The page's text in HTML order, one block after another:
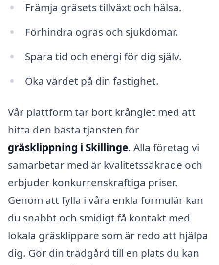
Främja gräsets tillväxt och hälsa.
Förhindra ogräs och sjukdomar.
Spara tid och energi för dig själv.
Öka värdet på din fastighet.
Vår plattform tar bort krånglet med att
hitta den bästa tjänsten för
gräsklippning i Skillinge. Alla företag vi
samarbetar med är kvalitetssäkrade och
erbjuder konkurrenskraftiga priser.
Genom att fylla i våra enkla formulär kan
du snabbt och smidigt få kontakt med
lokala gräsklippare som är redo att hjälpa
dig. Gör din trädgård till en plats du kan